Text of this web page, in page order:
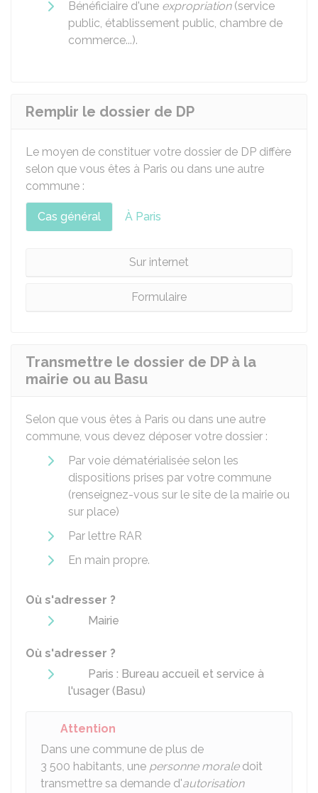
Bénéficiaire d'une expropriation(service
public, établissement public, chambre de
commerce...).
Remplir le dossier de DP
Le moyen de constituer votre dossier de DP diffère
selon que vous êtes à Paris ou dans une autre
commune :
Cas général À Paris
Sur internet
Formulaire
Transmettre le dossier de DP à la
mairie ou au Basu
Selon que vous êtes à Paris ou dans une autre
commune, vous devez déposer votre dossier :
Par voie dématérialisée selon les
dispositions prises par votre commune
(renseignez-vous sur le site de la mairie ou
sur place)
Par lettre RAR
En main propre.
Où s'adresser ?
Mairie
Où s'adresser ?
Paris : Bureau accueil et service à
l'usager (Basu)
Attention
Dans une commune de plus de
3 500 habitants, une personne moraledoit
transmettre sa demande d'autorisation